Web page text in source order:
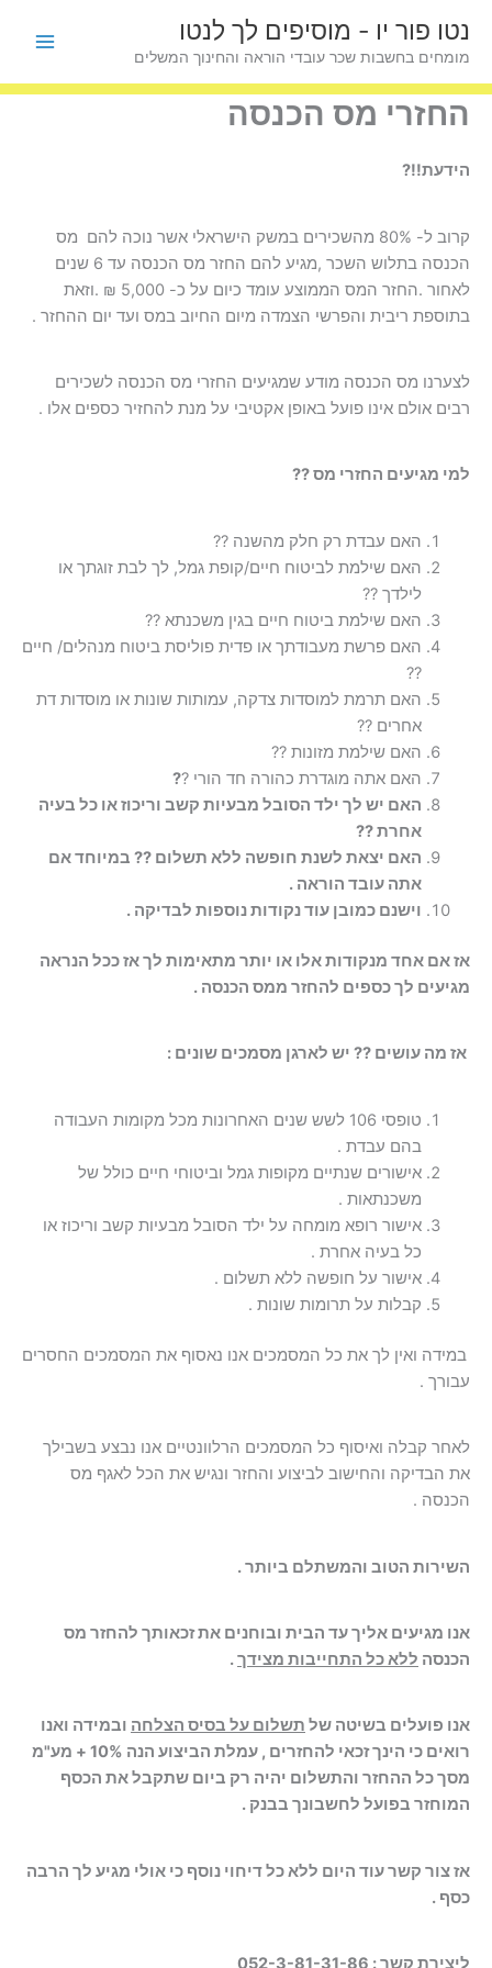
לתוכןנטו פור יו - מוסיפים לך לנטו
מומחים בחשבות שכר עובדי הוראה והחינוך המשלים
החזרי מס הכנסה
הידעת!!?
קרוב ל- 80% מהשכירים במשק הישראלי אשר נוכה להם מס
הכנסה בתלוש השכר ,מגיע להם החזר מס הכנסה עד 6 שנים
לאחור .החזר המס הממוצע עומד כיום על כ- 5,000 ₪ .וזאת
בתוספת ריבית והפרשי הצמדה מיום החיוב במס ועד יום ההחזר .
לצערנו מס הכנסה מודע שמגיעים החזרי מס הכנסה לשכירים
רבים אולם אינו פועל באופן אקטיבי על מנת להחזיר כספים אלו .
למי מגיעים החזרי מס ??
האם עבדת רק חלק מהשנה ??
האם שילמת לביטוח חיים/קופת גמל, לך לבת זוגתך או
לילדך ??
האם שילמת ביטוח חיים בגין משכנתא ??
האם פרשת מעבודתך או פדית פוליסת ביטוח מנהלים/ חיים
??
האם תרמת למוסדות צדקה, עמותות שונות או מוסדות דת
אחרים ??
האם שילמת מזונות ??
האם אתה מוגדרת כהורה חד הורי ??
האם יש לך ילד הסובל מבעיות קשב וריכוז או כל בעיה
אחרת ??
האם יצאת לשנת חופשה ללא תשלום ?? במיוחד אם
אתה עובד הוראה .
וישנם כמובן עוד נקודות נוספות לבדיקה .
אז אם אחד מנקודות אלו או יותר מתאימות לך אז ככל הנראה
מגיעים לך כספים להחזר ממס הכנסה .
אז מה עושים ?? יש לארגן מסמכים שונים :
טופסי 106 לשש שנים האחרונות מכל מקומות העבודה
בהם עבדת .
אישורים שנתיים מקופות גמל וביטוחי חיים כולל של
משכנתאות .
אישור רופא מומחה על ילד הסובל מבעיות קשב וריכוז או
כל בעיה אחרת .
אישור על חופשה ללא תשלום .
קבלות על תרומות שונות .
במידה ואין לך את כל המסמכים אנו נאסוף את המסמכים החסרים
עבורך .
לאחר קבלה ואיסוף כל המסמכים הרלוונטיים אנו נבצע בשבילך
את הבדיקה והחישוב לביצוע והחזר ונגיש את הכל לאגף מס
הכנסה .
השירות הטוב והמשתלם ביותר .
אנו מגיעים אליך עד הבית ובוחנים את זכאותך להחזר מס
הכנסה ללא כל התחייבות מצידך.
אנו פועלים בשיטה של תשלום על בסיס הצלחה ובמידה ואנו
רואים כי הינך זכאי להחזרים , עמלת הביצוע הנה 10% + מע"מ
מסך כל ההחזר והתשלום יהיה רק ביום שתקבל את הכסף
המוחזר בפועל לחשבונך בבנק .
אז צור קשר עוד היום ללא כל דיחוי נוסף כי אולי מגיע לך הרבה
כסף .